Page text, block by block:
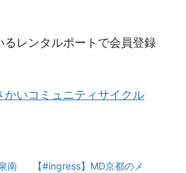
るレンタルポートで会員登録
かいコミュニティサイクル
南
【#ingress】MD京都のメ